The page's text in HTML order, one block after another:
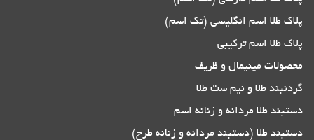
پلاک طلا اسم انگلیسی (تک اسم)
پلاک طلا اسم ترکیبی
محصولات مینیمال و ظریف
گردنبند طلا و نیم ست طلا
دستبند طلا مردانه و زنانه اسم
دستبند طلا (دستبند مردانه و زنانه طرح)